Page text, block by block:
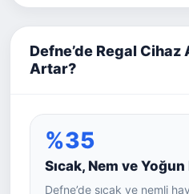
Defne’de Regal Cihaz
Artar?
%35
Sıcak, Nem ve Yoğun
Defne’de sıcak ve nemli